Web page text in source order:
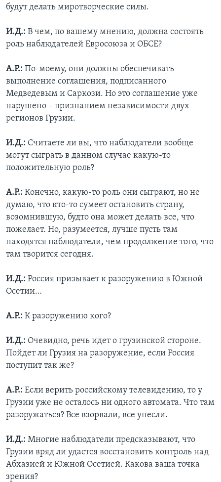
будут делать миротворческие силы.
И.Д.: В чем, по вашему мнению, должна состоять
роль наблюдателей Евросоюза и ОБСЕ?
А.Р.: По-моему, они должны обеспечивать
выполнение соглашения, подписанного
Медведевым и Саркози. Но это соглашение уже
нарушено – признанием независимости двух
регионов Грузии.
И.Д.: Считаете ли вы, что наблюдатели вообще
могут сыграть в данном случае какую-то
положительную роль?
А.Р.: Конечно, какую-то роль они сыграют, но не
думаю, что кто-то сумеет остановить страну,
возомнившую, будто она может делать все, что
пожелает. Но, разумеется, лучше пусть там
находятся наблюдатели, чем продолжение того, что
там творится сегодня.
И.Д.: Россия призывает к разоружению в Южной
Осетии…
А.Р.: К разоружению кого?
И.Д.: Очевидно, речь идет о грузинской стороне.
Пойдет ли Грузия на разоружение, если Россия
поступит так же?
А.Р.: Если верить российскому телевидению, то у
Грузии уже не осталось ни одного автомата. Что там
разоружаться? Все взорвали, все унесли.
И.Д.: Многие наблюдатели предсказывают, что
Грузии вряд ли удастся восстановить контроль над
Абхазией и Южной Осетией. Какова ваша точка
зрения?